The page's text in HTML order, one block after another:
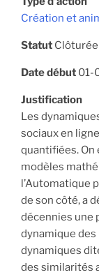
Création et
Statut Clôturée
Date début 01-
Justification
Les
sociaux en
quantifiées. On
modèles
l’Automatique
de son côté, a
décennies une
dynamique
dynamiques
des similarités